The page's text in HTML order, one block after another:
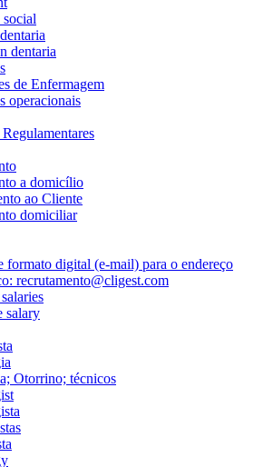
social
dentaria
de Enfermagem
operacionais
a domicílio
ao Cliente
domiciliar
formato digital (e-mail) para o endereço
recrutamento@cligest.com
salary
Otorrino; técnicos